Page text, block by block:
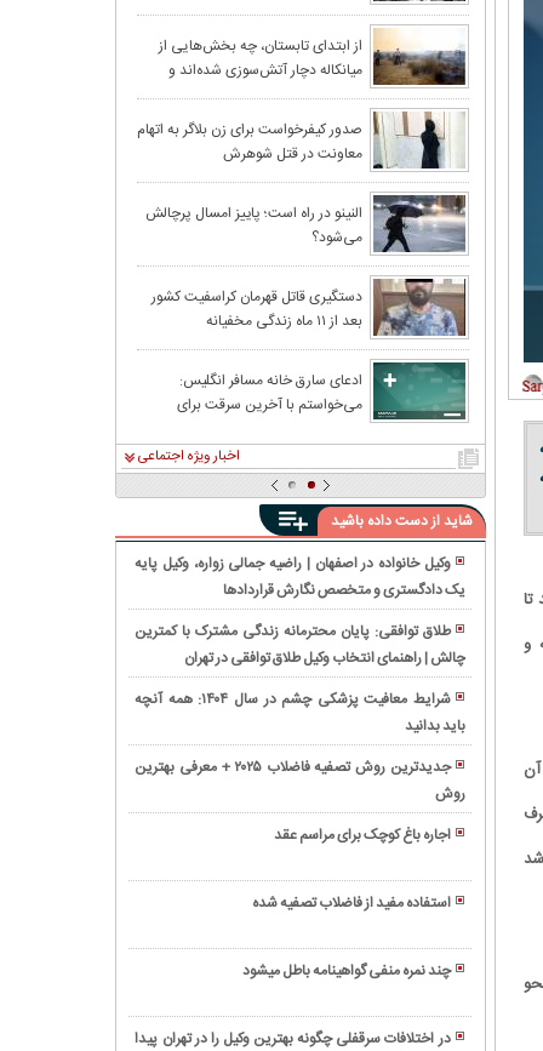
از ۱۵ اسفند تا
و
از ابتدای تابستان، چه بخش‌هایی از
میانکاله دچار آتش‌سوزی شده‌اند و
وسعت خسارت چقدر بوده است؟
صدور کیفرخواست برای زن بلاگر به اتهام
معاونت در قتل شوهرش
النینو در راه است؛ پاییز امسال پرچالش
می‌شود؟
دستگیری قاتل قهرمان کراسفیت کشور
بعد از ۱۱ ماه زندگی مخفیانه
ادعای سارق خانه مسافر انگلیس:
می‌خواستم با آخرین سرقت برای
اخبار ویژه اجتماعی
شاید از دست داده باشید
وکیل خانواده در اصفهان | راضیه جمالی زواره، وکیل پایه
یک دادگستری و متخصص نگارش قراردادها
طلاق توافقی: پایان محترمانه زندگی مشترک با کمترین
چالش | راهنمای انتخاب وکیل طلاق توافقی در تهران
شرایط معافیت پزشکی چشم در سال ۱۴۰۴: همه آنچه
باید بدانید
جدیدترین روش تصفیه فاضلاب ۲۰۲۵ + معرفی بهترین
روش
اجاره باغ کوچک برای مراسم عقد
استفاده مفید از فاضلاب تصفیه شده
چند نمره منفی گواهینامه باطل میشود
در اختلافات سرقفلی چگونه بهترین وکیل را در تهران پیدا